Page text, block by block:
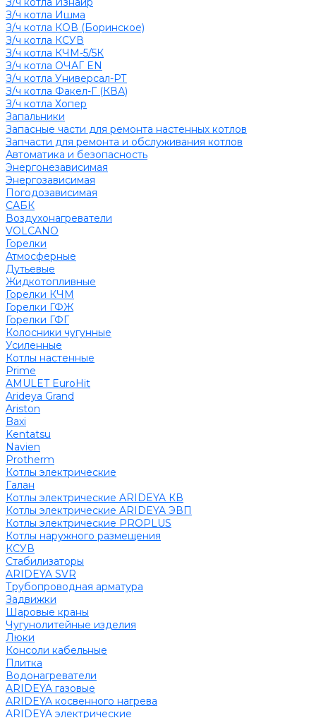
З/ч котла Ишма
З/ч котла КОВ (Боринское)
З/ч котла КСУВ
З/ч котла КЧМ-5/5К
З/ч котла ОЧАГ EN
З/ч котла Универсал-РТ
З/ч котла Факел-Г (КВА)
З/ч котла Хопер
Запальники
Запасные части для ремонта настенных котлов
Запчасти для ремонта и обслуживания котлов
Автоматика и безопасность
Энергонезависимая
Энергозависимая
Погодозависимая
САБК
Воздухонагреватели
VOLCANO
Горелки
Атмосферные
Дутьевые
Жидкотопливные
Горелки КЧМ
Горелки ГФЖ
Горелки ГФГ
Колосники чугунные
Усиленные
Котлы настенные
Prime
AMULET EuroHit
Arideya Grand
Ariston
Baxi
Kentatsu
Navien
Protherm
Котлы электрические
Галан
Котлы электрические ARIDEYA КВ
Котлы электрические ARIDEYA ЭВП
Котлы электрические PROPLUS
Котлы наружного размещения
КСУВ
Стабилизаторы
ARIDEYA SVR
Трубопроводная арматура
Задвижки
Шаровые краны
Чугунолитейные изделия
Люки
Консоли кабельные
Плитка
Водонагреватели
ARIDEYA газовые
ARIDEYA косвенного нагрева
ARIDEYA электрические